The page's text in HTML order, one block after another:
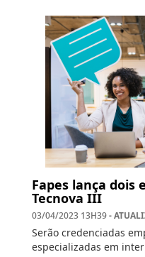
Fapes lança dois
Tecnova III
03/04/2023 13H39-
Serão credenciadas
especializadas em